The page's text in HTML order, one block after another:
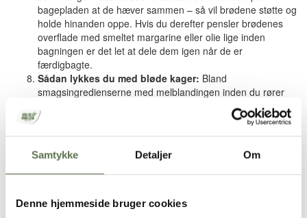
Samtykke Detaljer Om
Denne hjemmeside bruger cookies
bagepladen at de hæver sammen – så vil brødene støtte og
holde hinanden oppe. Hvis du derefter pensler brødenes
overflade med smeltet margarine eller olie lige inden
bagningen er det let at dele dem igen når de er
færdigbagte.
Sådan lykkes du med bløde kager: Bland
smagsingredienserne med melblandingen inden du rører
blandingen ned i dejvæsken – så behøver du ikke
bearbejde dejen så længe, og samtidig bliver kagen mere
luftig.
småkager og småbrød. Hvis dejen flyder ud under
bagningen kan du blot tilsætte lidt mere melblanding i
og dejen måske smuldrer for meget, kan du tilsætte lidt